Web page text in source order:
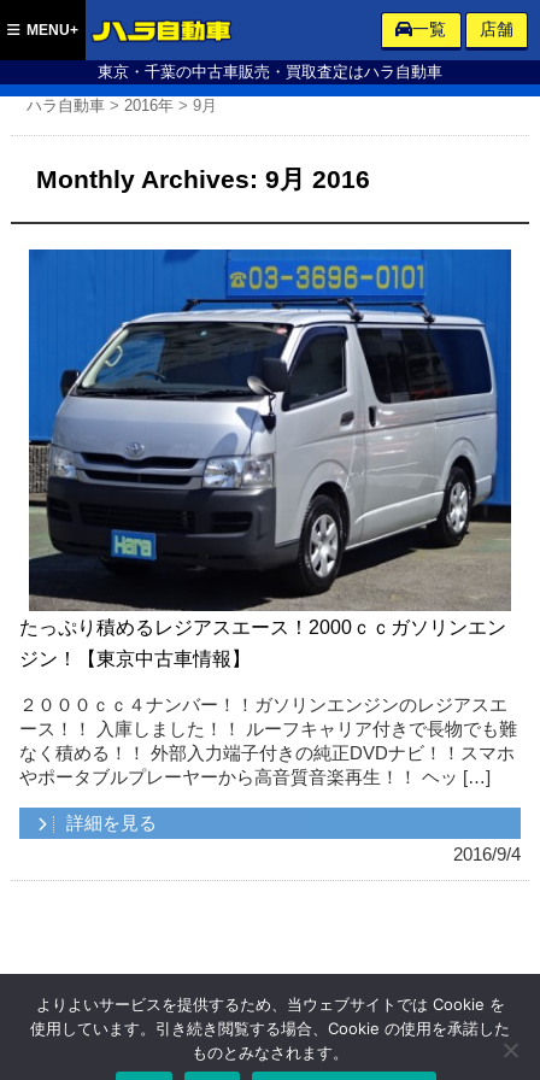
東京・千葉の中古車販売・買取査定はハラ自動車
MENU+ 一覧 店舗
ハラ自動車 >2016年 >9月
Monthly Archives: 9月 2016
たっぷり積めるレジアスエース！2000ｃｃガソリンエン
ジン！【東京中古車情報】
２０００ｃｃ４ナンバー！！ガソリンエンジンのレジアスエ
ース！！ 入庫しました！！ ルーフキャリア付きで長物でも難
なく積める！！ 外部入力端子付きの純正DVDナビ！！スマホ
やポータブルプレーヤーから高音質音楽再生！！ ヘッ […]
詳細を見る
2016/9/4
よりよいサービスを提供するため、当ウェブサイトでは Cookie を
使用しています。引き続き閲覧する場合、Cookie の使用を承諾した
ものとみなされます。